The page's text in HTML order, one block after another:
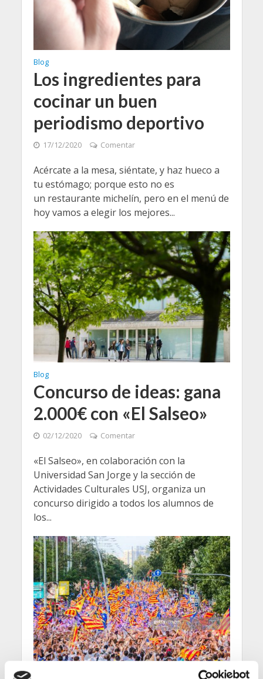
Blog
Los ingredientes para
cocinar un buen
periodismo deportivo
17/12/2020 Comentar
Acércate a la mesa, siéntate, y haz hueco a
tu estómago; porque esto no es
un restaurante michelín, pero en el menú de
hoy vamos a elegir los mejores...
Blog
Concurso de ideas: gana
2.000€ con «El Salseo»
02/12/2020 Comentar
«El Salseo», en colaboración con la
Universidad San Jorge y la sección de
Actividades Culturales USJ, organiza un
concurso dirigido a todos los alumnos de
los...